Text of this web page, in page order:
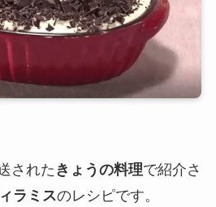
された きょうの料理で紹介さ
ラミスのレシピです。